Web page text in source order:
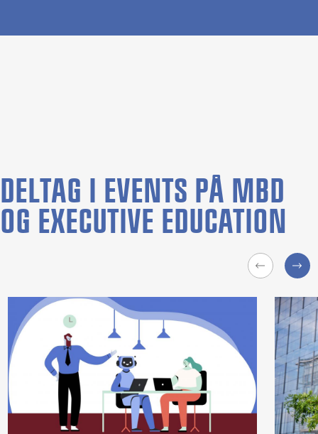
DELTAG I EVENTS PÅ MBD
OG EXECUTIVE EDUCATION